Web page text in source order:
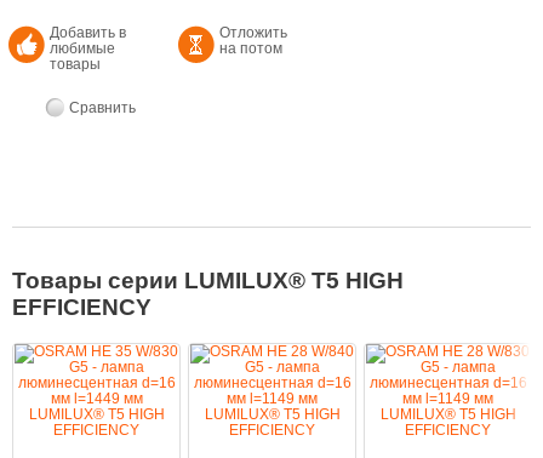
Добавить в
любимые
товары
Отложить
на потом
Сравнить
Товары серии LUMILUX® T5 HIGH
EFFICIENCY